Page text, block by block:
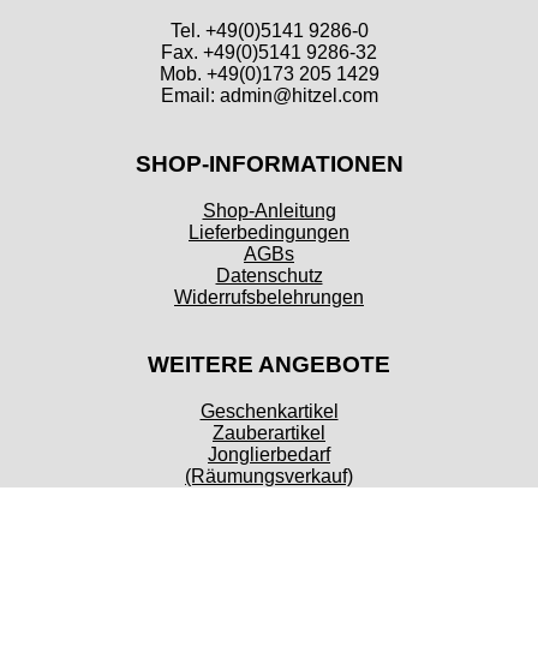
Tel. +49(0)5141 9286-0
Fax. +49(0)5141 9286-32
Mob. +49(0)173 205 1429
Email: admin@hitzel.com
SHOP-INFORMATIONEN
Shop-Anleitung
Lieferbedingungen
AGBs
Datenschutz
Widerrufsbelehrungen
WEITERE ANGEBOTE
Geschenkartikel
Zauberartikel
Jonglierbedarf
(Räumungsverkauf)